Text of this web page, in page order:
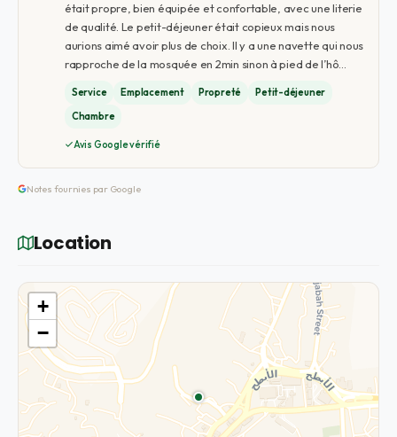
était propre, bien équipée et confortable, avec une literie
de qualité. Le petit-déjeuner était copieux mais nous
aurions aimé avoir plus de choix. Il y a une navette qui nous
rapproche de la mosquée en 2min sinon à pied de l’hô…
Service Emplacement Propreté
Petit-déjeuner
Chambre
Avis Google vérifié
Notes fournies par Google
Location
+
−